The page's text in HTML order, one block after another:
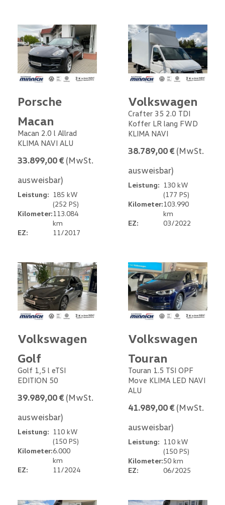
Porsche
Macan
Macan 2.0 l Allrad
KLIMA NAVI ALU
33.899,00 € (MwSt.
ausweisbar)
Leistung: 185 kW
(252 PS)
Kilometer:113.084
km
EZ:
11/2017
Volkswagen
Crafter 35 2.0 TDI
Koffer LR lang FWD
KLIMA NAVI
38.789,00 € (MwSt.
ausweisbar)
Leistung: 130 kW
(177 PS)
Kilometer:103.990
km
EZ:
03/2022
Volkswagen
Golf
Golf 1,5 l eTSI
EDITION 50
39.989,00 € (MwSt.
ausweisbar)
Leistung: 110 kW
(150 PS)
Kilometer:6.000
km
EZ:
11/2024
Volkswagen
Touran
Touran 1.5 TSI OPF
Move KLIMA LED NAVI
ALU
41.989,00 € (MwSt.
ausweisbar)
Leistung: 110 kW
(150 PS)
Kilometer:50 km
EZ:
06/2025